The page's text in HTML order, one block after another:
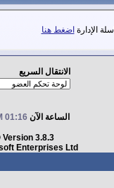
الإدارة اضغط هنا
الانتقال السريع
الساعة الآن 01:16 PM
3.8.3
Enterprises Ltd.